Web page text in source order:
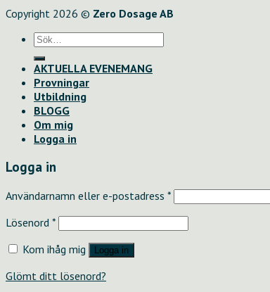
Copyright 2026 © Zero Dosage AB
Sök
efter:
AKTUELLA EVENEMANG
Provningar
Utbildning
BLOGG
Om mig
Logga in
Logga in
Användarnamn eller e-postadress *
Lösenord *
Kom ihåg mig
Logga in
Glömt ditt lösenord?